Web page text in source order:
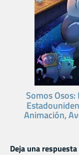
Somos
Animación,
Deja una respuesta